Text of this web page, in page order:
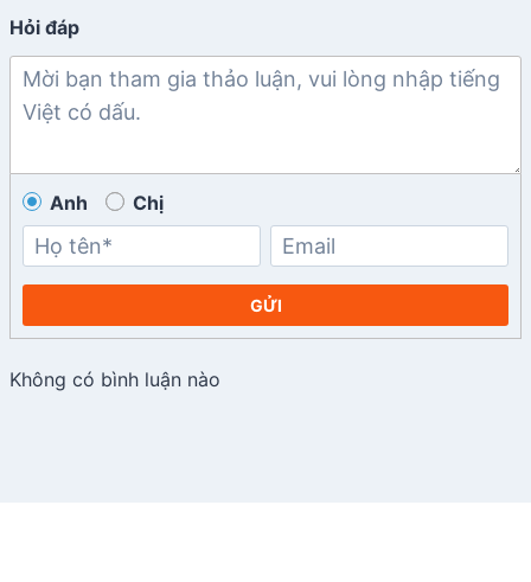
Hỏi đáp
Anh Chị
GỬI
Không có bình luận nào